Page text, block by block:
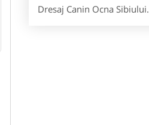
Dresaj Canin Ocna Sibiului.